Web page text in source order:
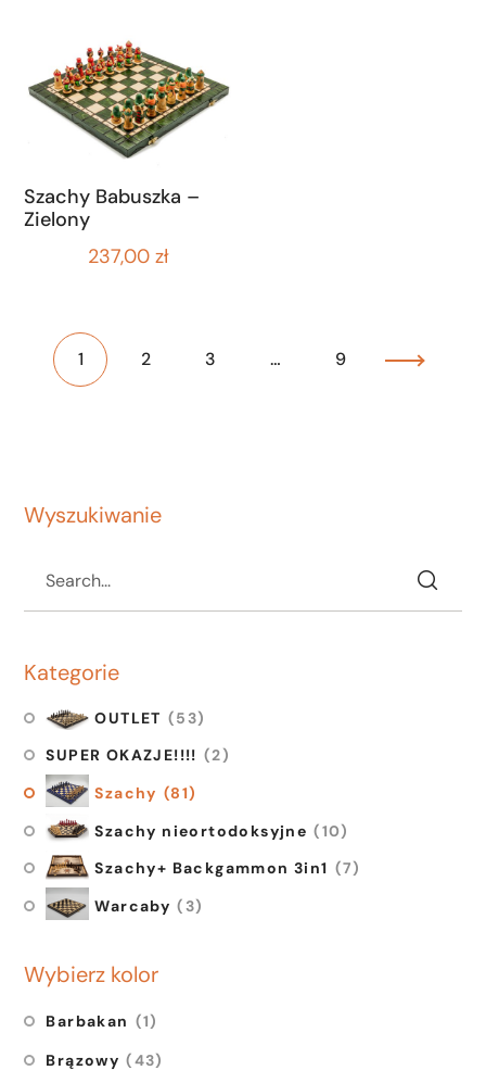
Szachy Babuszka –
Zielony
237,00 zł
1 2 3 … 9
Wyszukiwanie
Kategorie
OUTLET (53)
SUPER OKAZJE!!!! (2)
Szachy (81)
Szachy nieortodoksyjne (10)
Szachy+ Backgammon 3in1 (7)
Warcaby (3)
Wybierz kolor
Barbakan (1)
Brązowy (43)